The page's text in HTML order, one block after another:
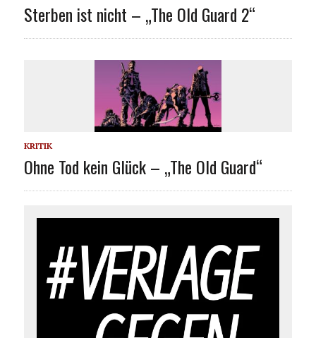
Sterben ist nicht – „The Old Guard 2“
KRITIK
Ohne Tod kein Glück – „The Old Guard“